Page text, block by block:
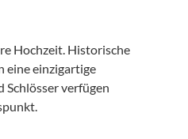
Hochzeit. Historische
eine einzigartige
Schlösser verfügen